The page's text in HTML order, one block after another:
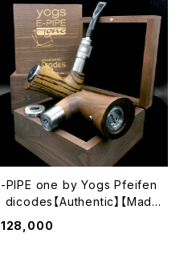
PIPE one by Yogs Pfeifen
dicodes【Authentic】【Made i
Germany】【18500】【V3 Extre
me】【pipe 電子タバコ パイプ VA